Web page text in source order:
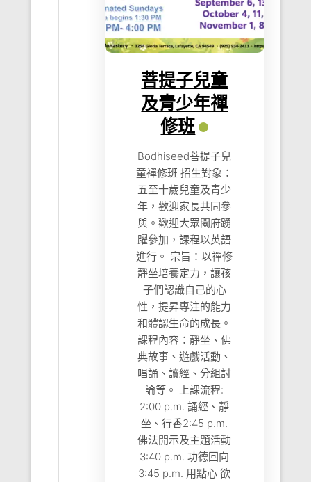
菩提子兒童
及青少年禪
修班
Bodhiseed菩提子兒
童禪修班 招生對象：
五至十歲兒童及青少
年，歡迎家長共同參
與。歡迎大眾闔府踴
躍參加，課程以英語
進行。 宗旨：以禪修
靜坐培養定力，讓孩
子們認識自己的心
性，提昇專注的能力
和體認生命的成長。
課程內容：靜坐、佛
典故事、遊戲活動、
唱誦、讀經、分組討
論等。 上課流程:
2:00 p.m. 誦經、靜
坐、行香2:45 p.m.
佛法開示及主題活動
3:40 p.m. 功德回向
3:45 p.m. 用點心 欲